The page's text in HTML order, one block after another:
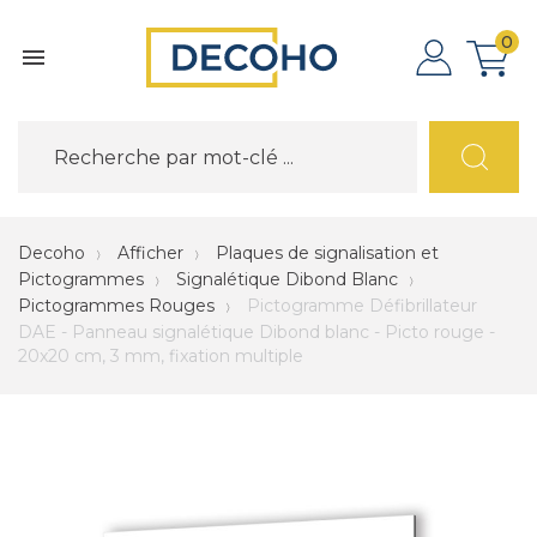

0
Decoho Afficher
Plaques de signalisation et
Pictogrammes
Signalétique Dibond Blanc
Pictogrammes Rouges
Pictogramme Défibrillateur
DAE - Panneau signalétique Dibond blanc - Picto rouge -
20x20 cm, 3 mm, fixation multiple